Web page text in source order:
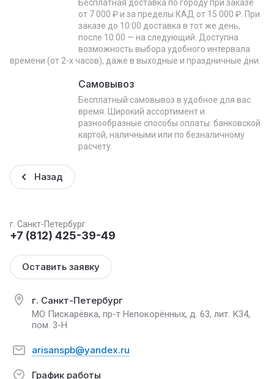
Бесплатная доставка по городу при заказе
от 7 000 ₽ и за пределы КАД от 15 000 ₽. При
заказе до 10:00 доставка в тот же день,
после 10:00 — на следующий. Доступна
возможность выбора удобного интервала
времени (от 2-х часов), даже в выходные и праздничные дни.
Самовывоз
Бесплатный самовывоз в удобное для вас
время. Широкий ассортимент и
разнообразные способы оплаты: банковской
картой, наличными или по безналичному
расчету.
Назад
г. Санкт-Петербург
+7 (812) 425-39-49
Оставить заявку
г. Санкт-Петербург
МО Пискарёвка, пр-т Непокорённых, д. 63, лит. К34,
пом. 3-Н
arisanspb@yandex.ru
График работы